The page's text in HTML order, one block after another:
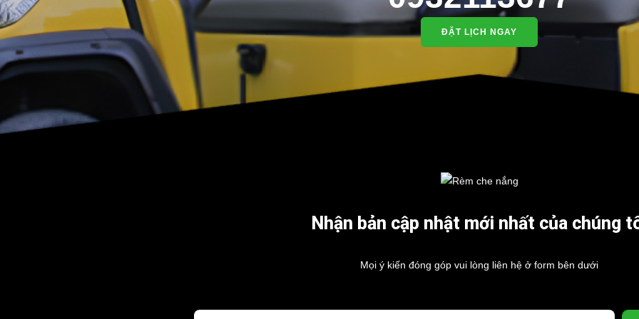
ĐẶT LỊCH NGAY
Nhận bản cập nhật mới nhất của chúng
Mọi ý kiến đóng góp vui lòng liên hệ ở form bên dưới